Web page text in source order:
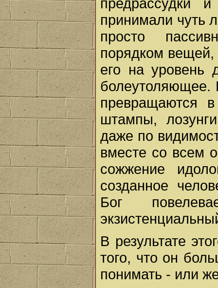
принимали чуть
просто
порядком вещей,
его на уровень
болеутоляющее.
превращаются
штампы,
даже по
вместе со всем
сожжение
созданное
Бог
В результате
того, что он
понимать - или